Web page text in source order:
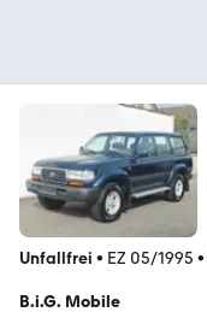
Unfallfrei • EZ 05/1995 •
B.i.G. Mobile